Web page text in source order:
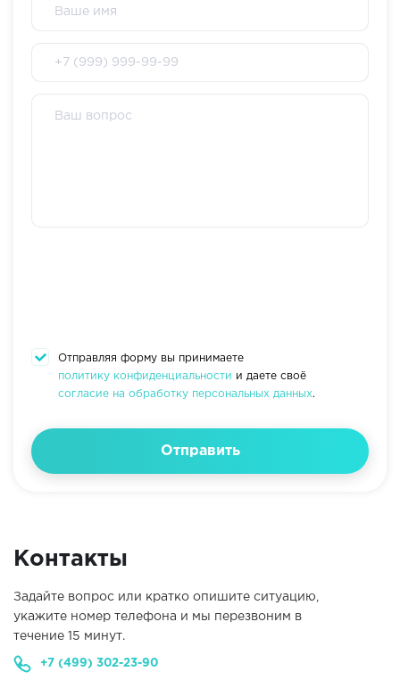
Контакты
Задайте вопрос или кратко опишите ситуацию,
укажите номер телефона и мы перезвоним в
течение 15 минут.
+7 (499) 302-23-90
Отправляя форму вы принимаете
политику конфиденциальности и даете своё
согласие на обработку персональных данных.
Отправить